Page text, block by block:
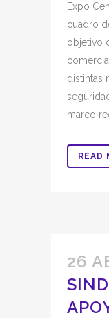
Expo
cuadro
objetivo
distintas
marco
READ
26